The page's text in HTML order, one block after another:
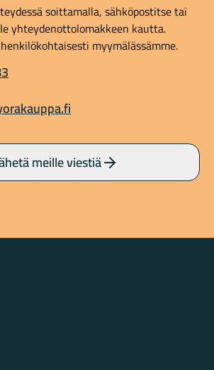
soittamalla, sähköpostitse tai
yhteydenottolomakkeen kautta.
myymälässämme.
meille viestiä
- etusivulle